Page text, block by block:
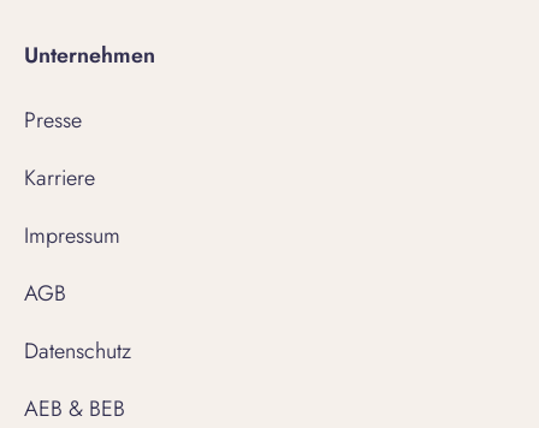
Unternehmen
Presse
Karriere
Impressum
AGB
Datenschutz
AEB & BEB